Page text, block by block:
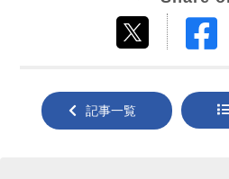
する
記事一覧